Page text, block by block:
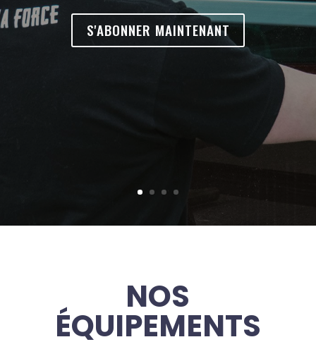
S'ABONNER MAINTENANT
NOS
ÉQUIPEMENTS